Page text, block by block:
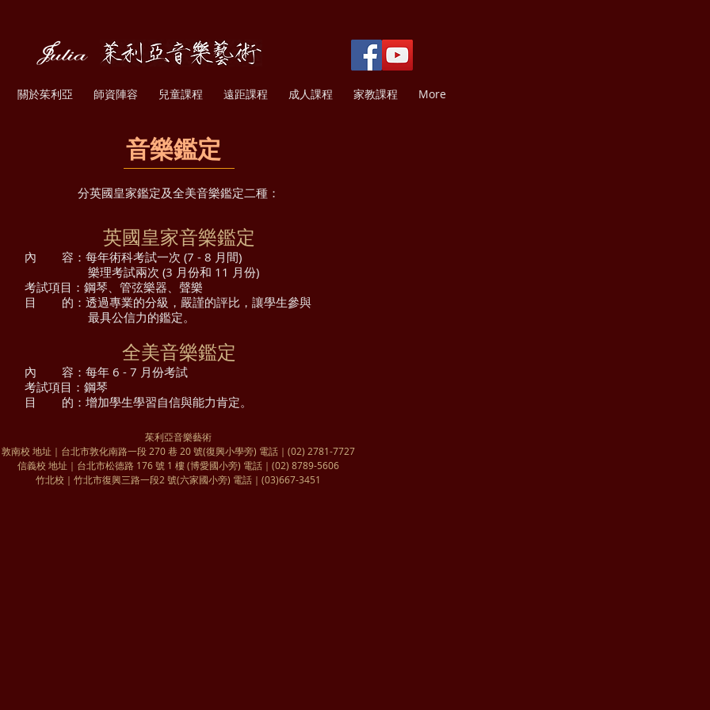
關於茱利亞 師資陣容 兒童課程 遠距課程 成人課程 家教課程 More
音樂鑑定
分英國皇家鑑定及全美音樂鑑定二種：
英國皇家音樂鑑定
內 容 ： 每年術科考試一次 (7 - 8 月間)
樂理考試兩次 (3 月份和 11 月份)
考試項目 ： 鋼琴、管弦樂器、聲樂
目
的 ： 透過專業的分級，嚴謹的評比，讓學生參與
最具公信力的鑑定。
全美音樂鑑定
內 容 ： 每年 6 - 7 月份考試
考試項目 ： 鋼琴
目
的 ： 增加學生學習自信與能力肯定。
茱利亞音樂藝術
敦南校 地址｜台北市敦化南路一段 270 巷 20 號(復興小學旁) 電話｜(02) 2781-7727
信義校 地址｜台北市松德路 176 號 1 樓 (博愛國小旁) 電話｜(02) 8789-5606
​竹北校｜竹北市復興三路一段2 號(六家國小旁) 電話｜(03)667-3451